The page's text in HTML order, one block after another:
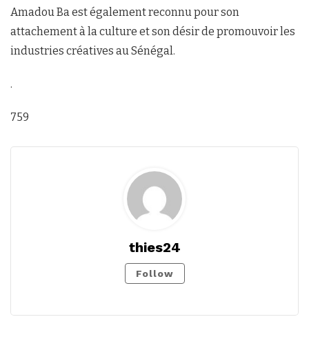
Amadou Ba est également reconnu pour son
attachement à la culture et son désir de promouvoir les
industries créatives au Sénégal.
.
759
thies24
Follow